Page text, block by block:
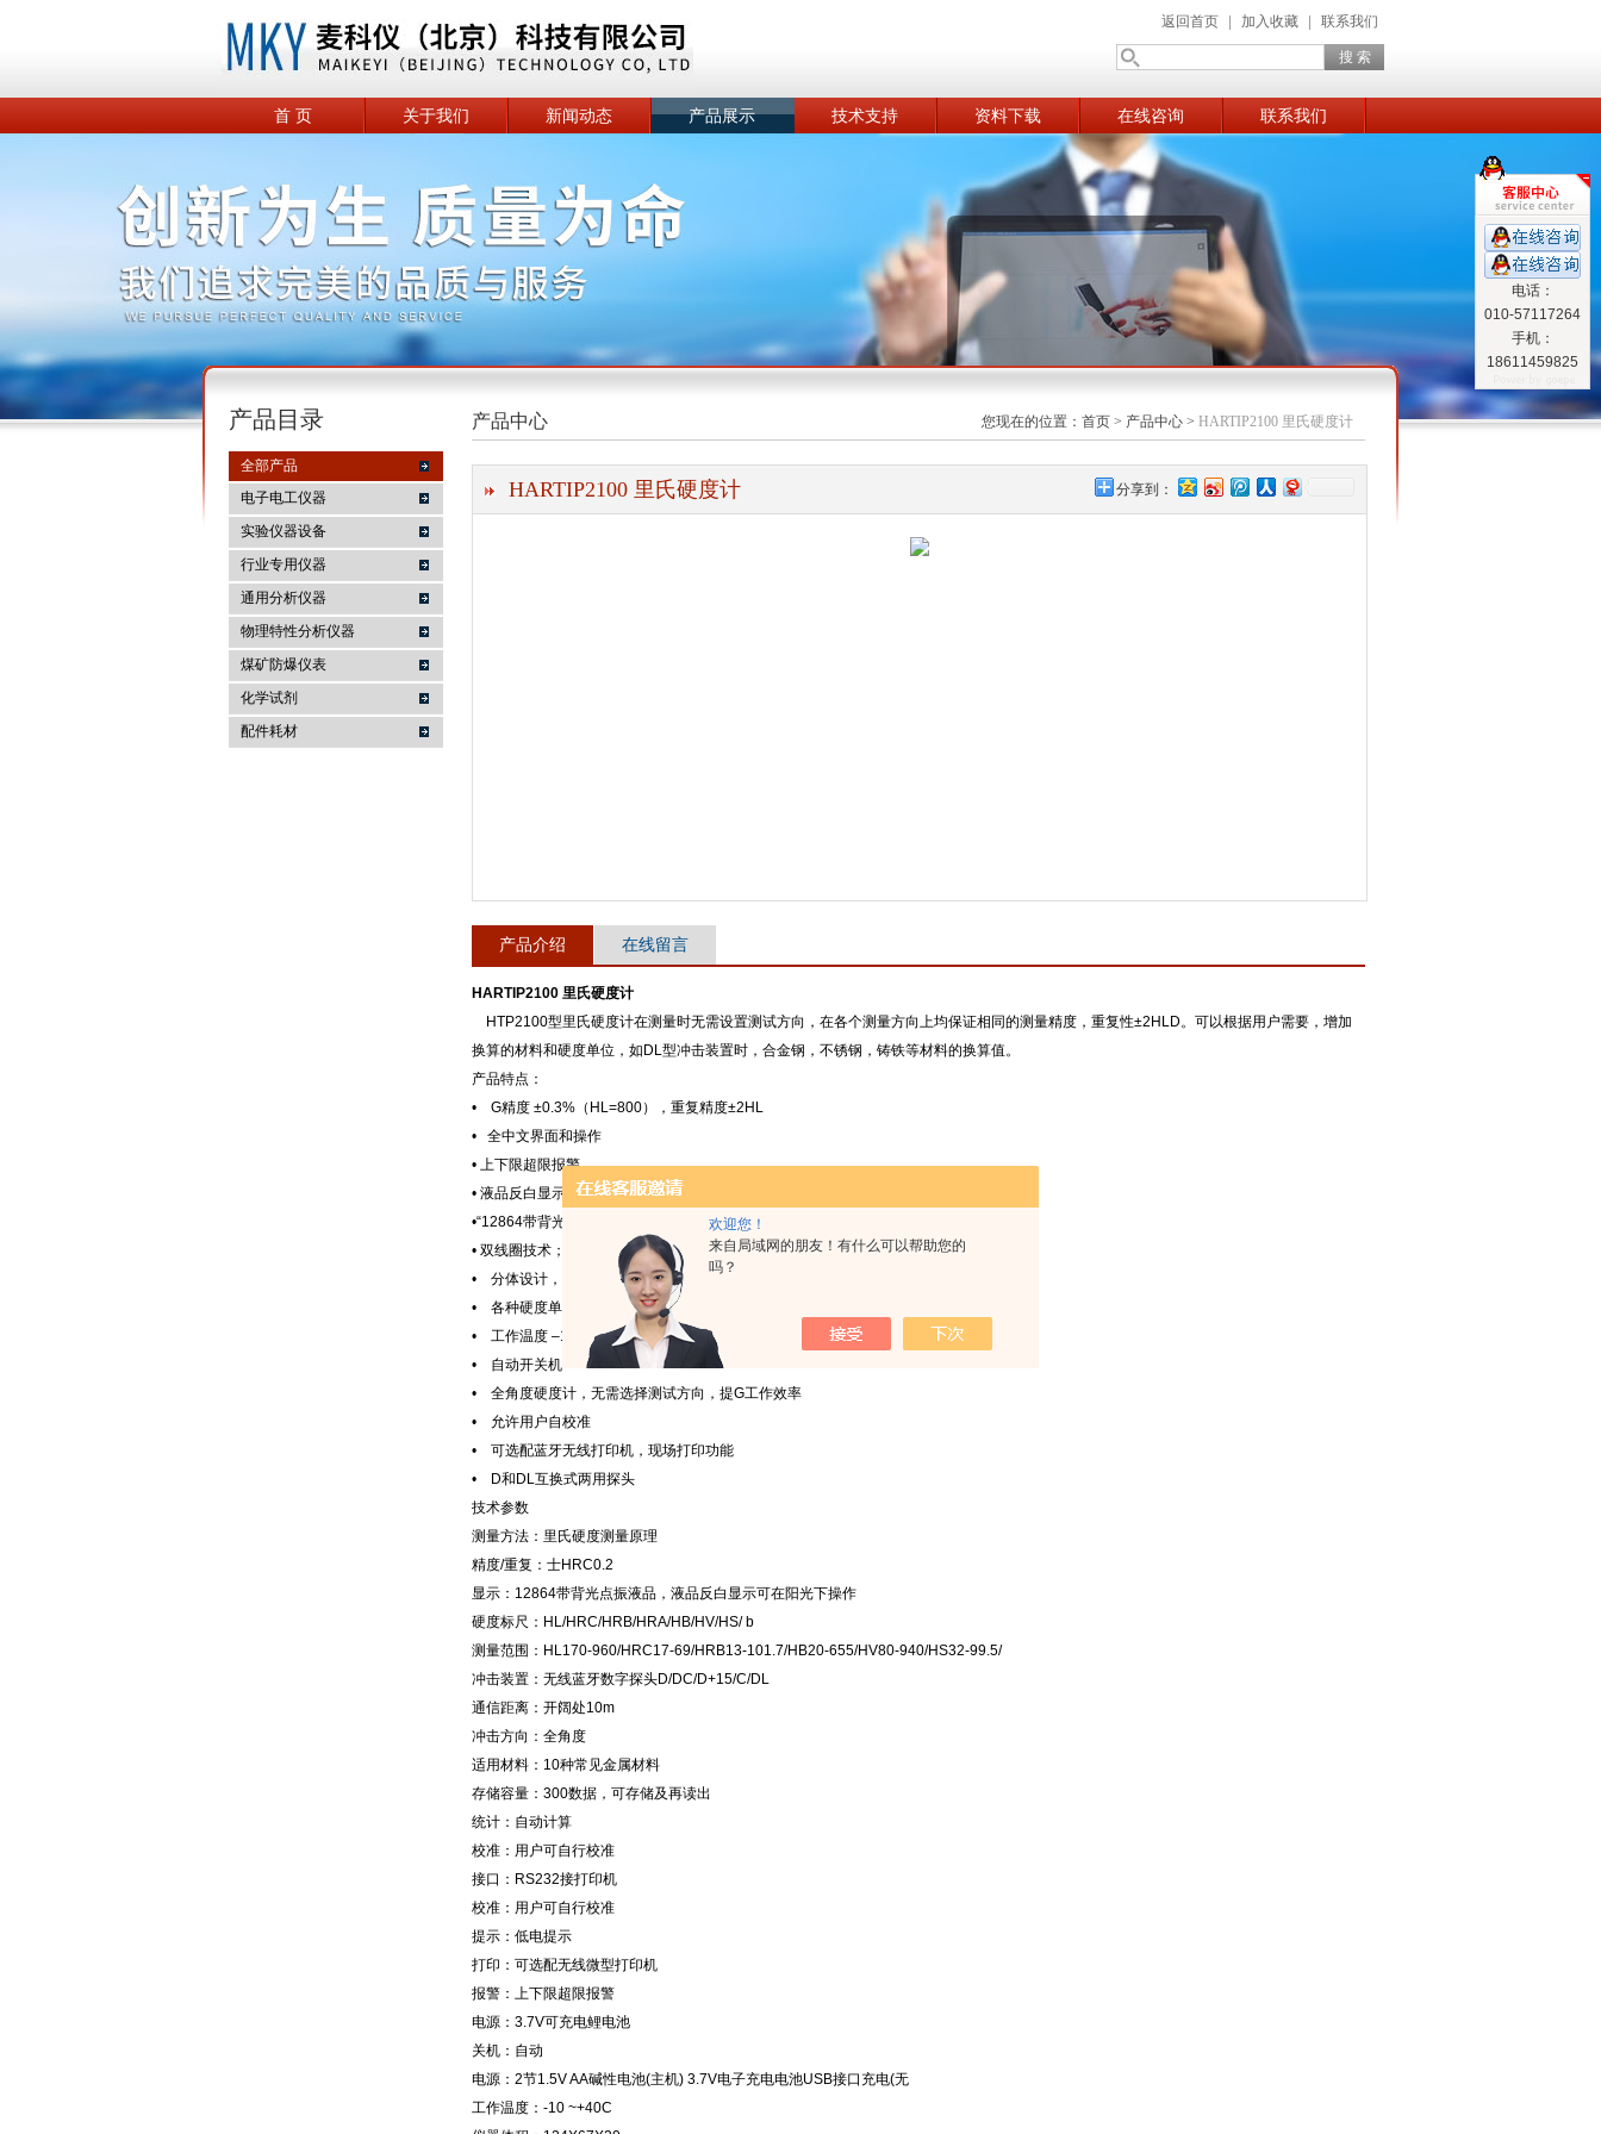
欢迎您！
来自局域网的朋友！有什么可以帮助您的
吗？
麦科仪（北京）科技有限公司
返回首页 加入收藏 联系我们
首 页 关于我们 新闻动态 产品展示 技术支持 资料下载 在线咨询 联系我们
产品目录
全部产品
电子电工仪器
实验仪器设备
行业专用仪器
通用分析仪器
物理特性分析仪器
煤矿防爆仪表
化学试剂
配件耗材
产品中心 您现在的位置： 首页 > 产品中心 > HARTIP2100 里氏硬度计
HARTIP2100 里氏硬度计 分享到：
产品介绍 在线留言
HARTIP2100 里氏硬度计
HTP2100型里氏硬度计在测量时无需设置测试方向，在各个测量方向上均保证相同的测量精度，重复性±2HLD。可以根据用户需要，增加
换算的材料和硬度单位，如DL型冲击装置时，合金钢，不锈钢，铸铁等材料的换算值。
产品特点：
• G精度 ±0.3%（HL=800），重复精度±2HL
• 全中文界面和操作
• 上下限超限报警
• 液品反白显示用于阳光下操作
•“12864带背光点振液晶
• 双线圈技术；测值精确稳定
• 分体设计，可更换探头
• 各种硬度单位可相互转换
• 工作温度 –10 ～ +40℃
• 自动开关机
• 全角度硬度计，无需选择测试方向，提G工作效率
• 允许用户自校准
• 可选配蓝牙无线打印机，现场打印功能
• D和DL互换式两用探头
技术参数
测量方法：里氏硬度测量原理
精度/重复：士HRC0.2
显示：12864带背光点振液品，液品反白显示可在阳光下操作
硬度标尺：HL/HRC/HRB/HRA/HB/HV/HS/ b
测量范围：HL170-960/HRC17-69/HRB13-101.7/HB20-655/HV80-940/HS32-99.5/
冲击装置：无线蓝牙数字探头D/DC/D+15/C/DL
通信距离：开阔处10m
冲击方向：全角度
适用材料：10种常见金属材料
存储容量：300数据，可存储及再读出
统计：自动计算
校准：用户可自行校准
接口：RS232接打印机
校准：用户可自行校准
提示：低电提示
打印：可选配无线微型打印机
报警：上下限超限报警
电源：3.7V可充电鲤电池
关机：自动
电源：2节1.5V AA碱性电池(主机) 3.7V电子充电电池USB接口充电(无
工作温度：-10 ~+40C
电话：
010-57117264
手机：
18611459825